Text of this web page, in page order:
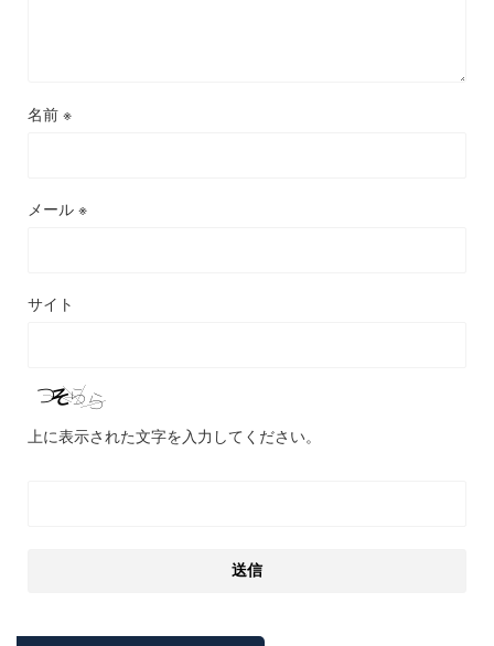
名前 ※
メール ※
サイト
上に表示された文字を入力してください。